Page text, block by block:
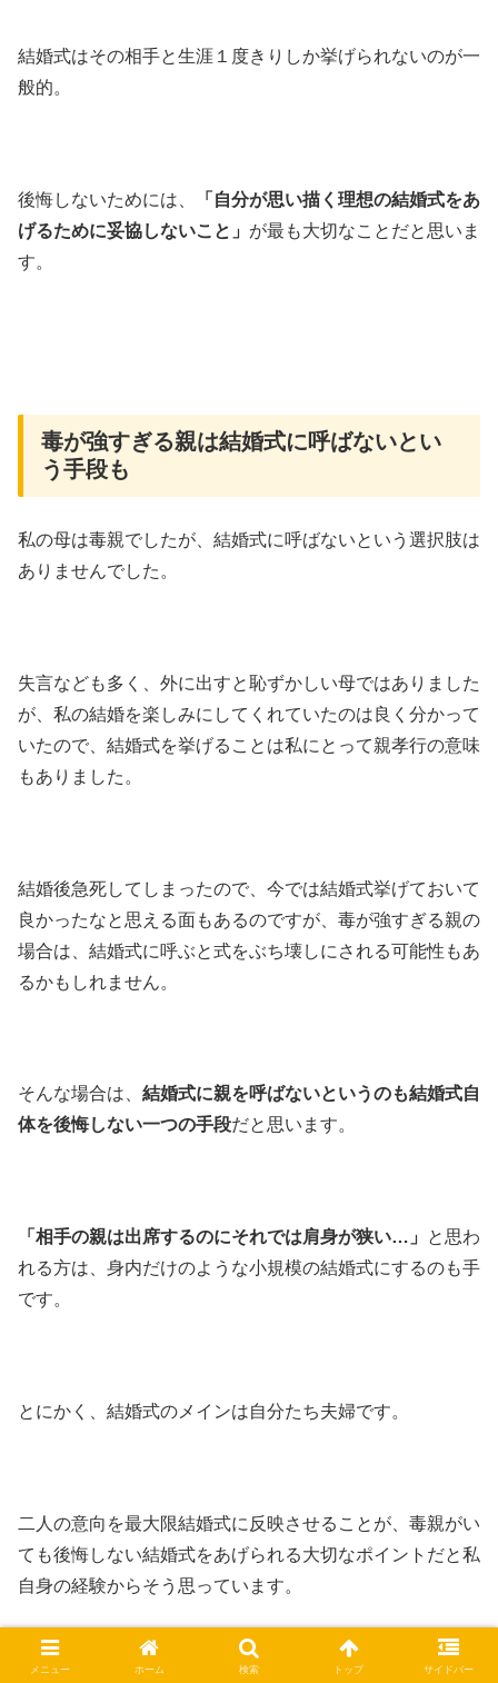
結婚式はその相手と生涯１度きりしか挙げられないのが一
般的。
後悔しないためには、
「自分が思い描く理想の結婚式をあ
げるために妥協しないこと」 が最も大切なことだと思いま
す。
毒が強すぎる親は結婚式に呼ばないとい
う手段も
私の母は毒親でしたが、結婚式に呼ばないという選択肢は
ありませんでした。
失言なども多く、外に出すと恥ずかしい母ではありました
が、私の結婚を楽しみにしてくれていたのは良く分かって
いたので、結婚式を挙げることは私にとって親孝行の意味
もありました。
結婚後急死してしまったので、今では結婚式挙げておいて
良かったなと思える面もあるのですが、毒が強すぎる親の
場合は、結婚式に呼ぶと式をぶち壊しにされる可能性もあ
るかもしれません。
そんな場合は、 結婚式に親を呼ばないというのも結婚式自
体を後悔しない一つの手段だと思います。
「相手の親は出席するのにそれでは肩身が狭い…」
と思わ
れる方は、身内だけのような小規模の結婚式にするのも手
です。
とにかく、結婚式のメインは自分たち夫婦です。
二人の意向を最大限結婚式に反映させることが、毒親がい
ても後悔しない結婚式をあげられる大切なポイントだと私
自身の経験からそう思っています。
メニュー ホーム 検索 トップ サイドバー